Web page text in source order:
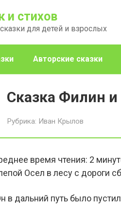
и стихов
для детей и взрослых
Авторские сказки
Сказка Филин и
Рубрика: Иван Крылов
время чтения: 2
Осел в лесу с дороги
в дальний путь было